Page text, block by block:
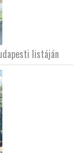
listáján